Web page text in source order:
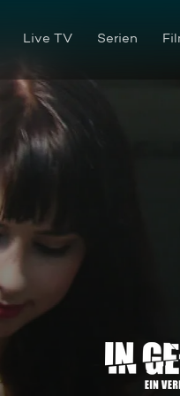
Live TV Serien